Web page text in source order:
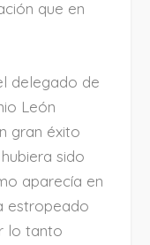
que en
delegado de
León
gran éxito
sido
aparecía en
estropeado
lo tanto